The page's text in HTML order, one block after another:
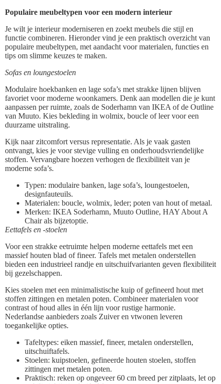
Populaire meubeltypen voor een modern interieur
Je wilt je interieur moderniseren en zoekt meubels die stijl en
functie combineren. Hieronder vind je een praktisch overzicht van
populaire meubeltypen, met aandacht voor materialen, functies en
tips om slimme keuzes te maken.
Sofas en loungestoelen
Modulaire hoekbanken en lage sofa’s met strakke lijnen blijven
favoriet voor moderne woonkamers. Denk aan modellen die je kunt
aanpassen per ruimte, zoals de Soderhamn van IKEA of de Outline
van Muuto. Kies bekleding in wolmix, boucle of leer voor een
duurzame uitstraling.
Kijk naar zitcomfort versus representatie. Als je vaak gasten
ontvangt, kies je voor stevige vulling en onderhoudsvriendelijke
stoffen. Vervangbare hoezen verhogen de flexibiliteit van je
moderne sofa’s.
Typen: modulaire banken, lage sofa’s, loungestoelen,
designfauteuils.
Materialen: boucle, wolmix, leder; poten van hout of metaal.
Merken: IKEA Soderhamn, Muuto Outline, HAY About A
Chair als bijzetoptie.
Eettafels en -stoelen
Voor een strakke eetruimte helpen moderne eettafels met een
massief houten blad of fineer. Tafels met metalen onderstellen
bieden een industrieel randje en uitschuifvarianten geven flexibiliteit
bij gezelschappen.
Kies stoelen met een minimalistische kuip of gefineerd hout met
stoffen zittingen en metalen poten. Combineer materialen voor
contrast of houd alles in één lijn voor rustige harmonie.
Nederlandse aanbieders zoals Zuiver en vtwonen leveren
toegankelijke opties.
Tafeltypes: eiken massief, fineer, metalen onderstellen,
uitschuiftafels.
Stoelen: kuipstoelen, gefineerde houten stoelen, stoffen
zittingen met metalen poten.
Praktisch: reken op ongeveer 60 cm breed per zitplaats, let op